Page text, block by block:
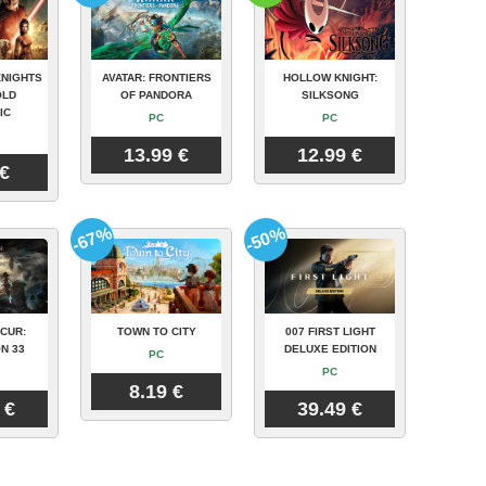
AVATAR: FRONTIERS
OF PANDORA
PC
13.99 €
HOLLOW KNIGHT:
SILKSONG
PC
12.99 €
33
€
TOWN TO CITY
PC
8.19 €
-67%
007 FIRST LIGHT
DELUXE EDITION
PC
39.49 €
-50%